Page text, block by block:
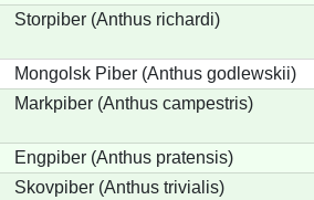
Storpiber (Anthus richardi)
Mongolsk Piber (Anthus godlewskii)
Markpiber (Anthus campestris)
Engpiber (Anthus pratensis)
Skovpiber (Anthus trivialis)